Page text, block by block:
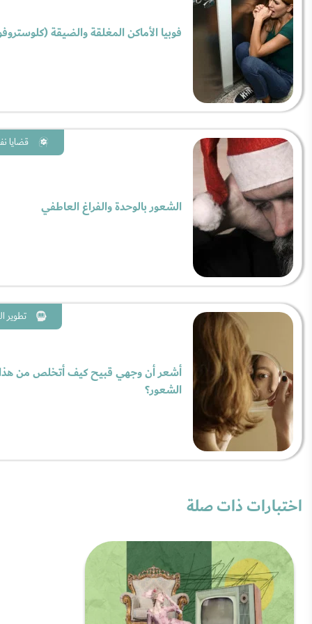
فوبيا الأماكن المغلقة والضيقة
قضايا
الشعور بالوحدة والفراغ العاطفي
تطوير
أشعر أن وجهي قبيح كيف أتخلص من هذا
الشعور؟
اختبارات ذات صلة